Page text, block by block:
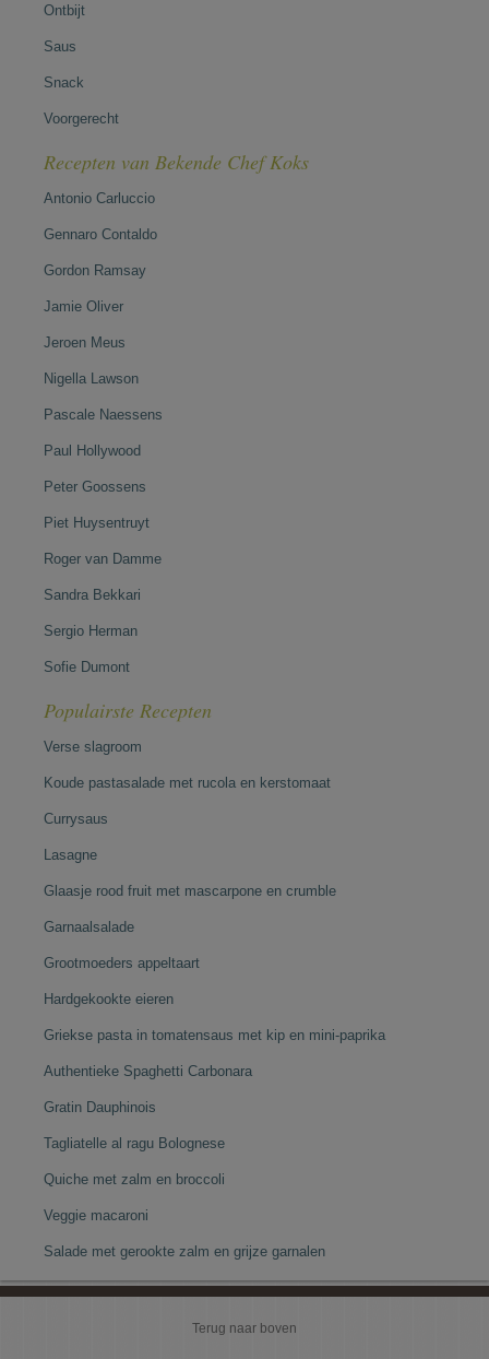
Ontbijt
Saus
Snack
Voorgerecht
Recepten van Bekende Chef Koks
Antonio Carluccio
Gennaro Contaldo
Gordon Ramsay
Jamie Oliver
Jeroen Meus
Nigella Lawson
Pascale Naessens
Paul Hollywood
Peter Goossens
Piet Huysentruyt
Roger van Damme
Sandra Bekkari
Sergio Herman
Sofie Dumont
Populairste Recepten
Verse slagroom
Koude pastasalade met rucola en kerstomaat
Currysaus
Lasagne
Glaasje rood fruit met mascarpone en crumble
Garnaalsalade
Grootmoeders appeltaart
Hardgekookte eieren
Griekse pasta in tomatensaus met kip en mini-paprika
Authentieke Spaghetti Carbonara
Gratin Dauphinois
Tagliatelle al ragu Bolognese
Quiche met zalm en broccoli
Veggie macaroni
Salade met gerookte zalm en grijze garnalen
Terug naar boven